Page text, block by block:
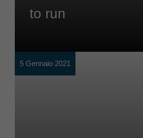
to run
5 Gennaio 2021